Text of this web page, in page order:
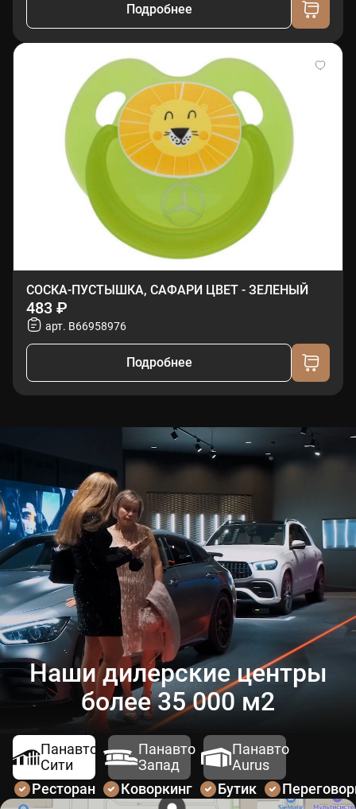
Подробнее
СОСКА-ПУСТЫШКА, САФАРИ ЦВЕТ - ЗЕЛЕНЫЙ
483 ₽
арт. B66958976
Подробнее
Наши дилерские центры
более 35 000 м2
Панавто
Сити
Панавто
Запад
Панавто
Aurus
Ресторан
Коворкинг Бутик